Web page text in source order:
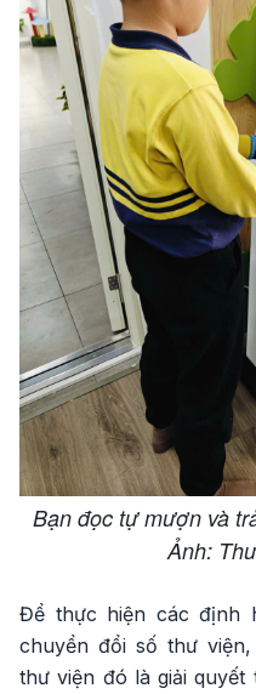
Bạn đọc tự mượn và
Ảnh:
Để thực hiện các định
chuyển đổi số thư
thư viện đó là giải